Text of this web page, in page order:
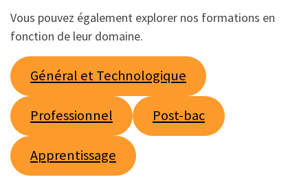
Vous pouvez également explorer nos formations en
fonction de leur domaine.
Général et Technologique
Professionnel Post-bac
Apprentissage